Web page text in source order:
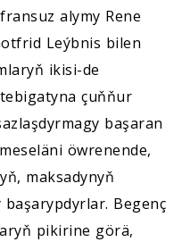
alymy Rene
Leýbnis bilen
ikisi-de
çuňňur
başaran
öwrenende,
maksadynyň
Begenç
pikirine görä,